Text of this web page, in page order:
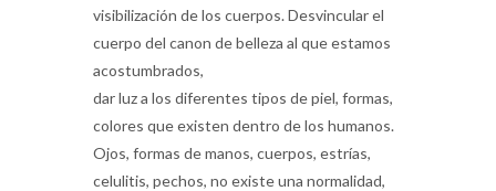
visibilización de los cuerpos. Desvincular el
cuerpo del canon de belleza al que estamos
acostumbrados,
dar luz a los diferentes tipos de piel, formas,
colores que existen dentro de los humanos.
Ojos, formas de manos, cuerpos, estrías,
celulitis, pechos, no existe una normalidad,